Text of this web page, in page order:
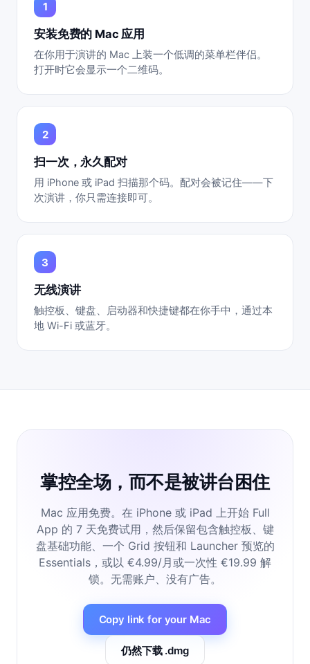
安装免费的 Mac 应用
在你用于演讲的 Mac 上装一个低调的菜单栏伴侣。
打开时它会显示一个二维码。
扫一次，永久配对
用 iPhone 或 iPad 扫描那个码。配对会被记住——下
次演讲，你只需连接即可。
无线演讲
触控板、键盘、启动器和快捷键都在你手中，通过本
地 Wi-Fi 或蓝牙。
掌控全场，而不是被讲台困住
Mac 应用免费。在 iPhone 或 iPad 上开始 Full
App 的 7 天免费试用，然后保留包含触控板、键
盘基础功能、一个 Grid 按钮和 Launcher 预览的
Essentials，或以 €4.99/月或一次性 €19.99 解
锁。无需账户、没有广告。
Copy link for your Mac
仍然下载 .dmg